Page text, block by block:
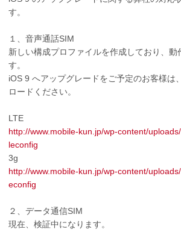
す。
１、音声通話SIM
新しい構成プロファイルを作成しており、動
す。
iOS 9 へアップグレードをご予定のお客様は
ロードください。
LTE
http://www.mobile-kun.jp/wp-content/
leconfig
3g
http://www.mobile-kun.jp/wp-content/
econfig
２、データ通信SIM
現在、検証中になります。